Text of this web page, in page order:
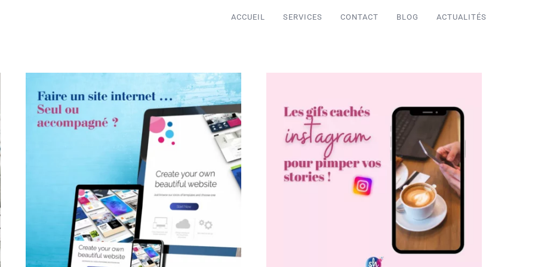
ACCUEIL SERVICES CONTACT BLOG ACTUALITÉS